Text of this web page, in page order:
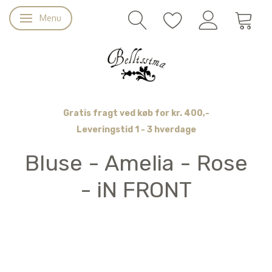
Skifte navigation
Menu
Gratis fragt ved køb for kr. 400,-
Leveringstid 1 - 3 hverdage
Bluse - Amelia - Rose
- iN FRONT